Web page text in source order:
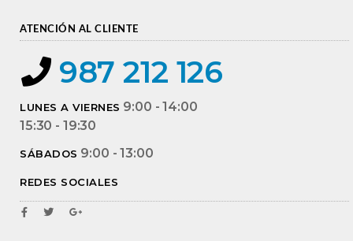
ATENCIÓN AL CLIENTE
987 212 126
LUNES A VIERNES 9:00 - 14:00
15:30 - 19:30
SÁBADOS 9:00 - 13:00
REDES SOCIALES